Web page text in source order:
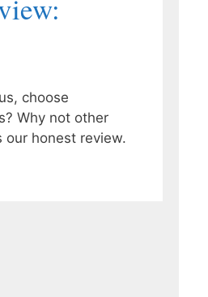
choose
Why not other
our honest review.